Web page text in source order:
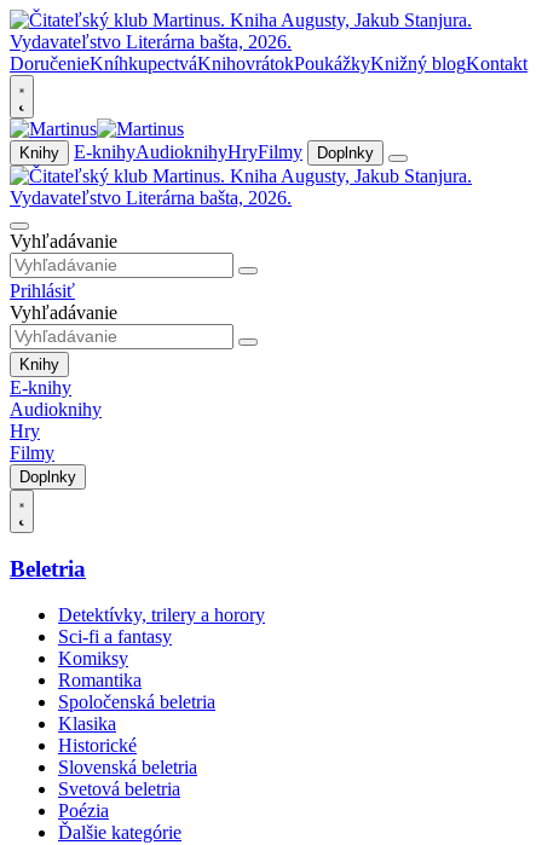
DoručenieKníhkupectváKnihovrátokPoukážkyKnižný blogKontakt
Knihy E-knihyAudioknihyHryFilmy Doplnky
Vyhľadávanie
Prihlásiť
Vyhľadávanie
Knihy
E-knihy
Audioknihy
Hry
Filmy
Doplnky
Beletria
Detektívky, trilery a horory
Sci-fi a fantasy
Komiksy
Romantika
Spoločenská beletria
Klasika
Historické
Slovenská beletria
Svetová beletria
Poézia
Ďalšie kategórie